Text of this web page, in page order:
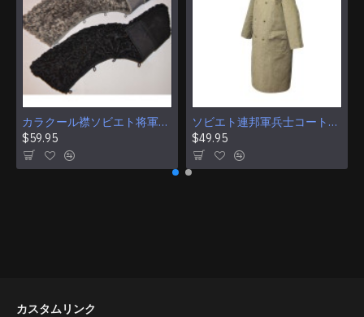
カラクール襟ソビエト将軍と提督の冬のオーバーコート コート用のアストラハン毛皮
$59.95
ソビエト連邦軍兵士コート歩哨カーキ ソ連軍マント
$49.95
カスタムリンク